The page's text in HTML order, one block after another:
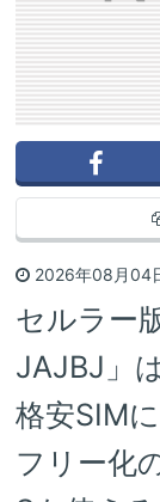
2026年08月04
セルラー
JAJBJ」
格安SIM
フリー化